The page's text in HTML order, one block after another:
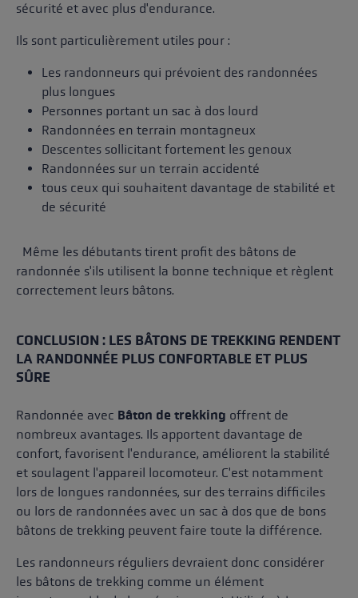
sécurité et avec plus d'endurance.
Ils sont particulièrement utiles pour :
Les randonneurs qui prévoient des randonnées
plus longues
Personnes portant un sac à dos lourd
Randonnées en terrain montagneux
Descentes sollicitant fortement les genoux
Randonnées sur un terrain accidenté
tous ceux qui souhaitent davantage de stabilité et
de sécurité
Même les débutants tirent profit des bâtons de
randonnée s'ils utilisent la bonne technique et règlent
correctement leurs bâtons.
CONCLUSION : LES BÂTONS DE TREKKING RENDENT
LA RANDONNÉE PLUS CONFORTABLE ET PLUS
SÛRE
Randonnée avec Bâton de trekking offrent de
nombreux avantages. Ils apportent davantage de
confort, favorisent l'endurance, améliorent la stabilité
et soulagent l'appareil locomoteur. C'est notamment
lors de longues randonnées, sur des terrains difficiles
ou lors de randonnées avec un sac à dos que de bons
bâtons de trekking peuvent faire toute la différence.
Les randonneurs réguliers devraient donc considérer
les bâtons de trekking comme un élément